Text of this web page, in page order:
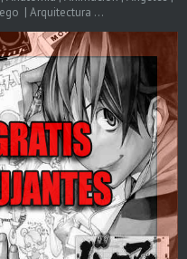
| Arquitectura ...